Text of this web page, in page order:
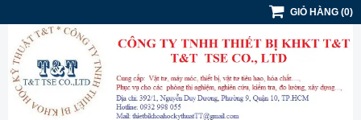
GIỎ HÀNG (0)